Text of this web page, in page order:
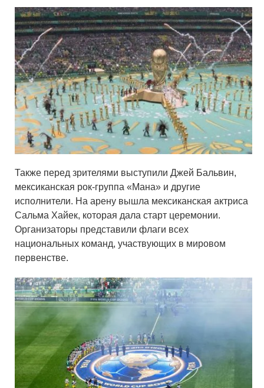
Также перед зрителями выступили Джей Бальвин,
мексиканская рок-группа «Мана» и другие
исполнители. На арену вышла мексиканская актриса
Сальма Хайек, которая дала старт церемонии.
Организаторы представили флаги всех
национальных команд, участвующих в мировом
первенстве.